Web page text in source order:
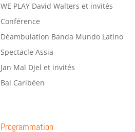
WE PLAY David Walters et invités
Conférence
Déambulation Banda Mundo Latino
Spectacle Assia
Jan Maï Djel et invités
Bal Caribéen
Programmation